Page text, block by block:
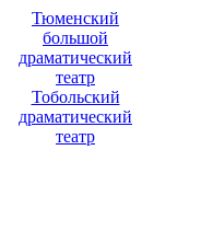
Тюменский
большой
драматический
театр
Тобольский
драматический
театр